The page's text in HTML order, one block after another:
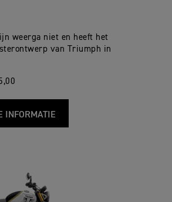
weerga niet en heeft het
van Triumph in
INFORMATIE